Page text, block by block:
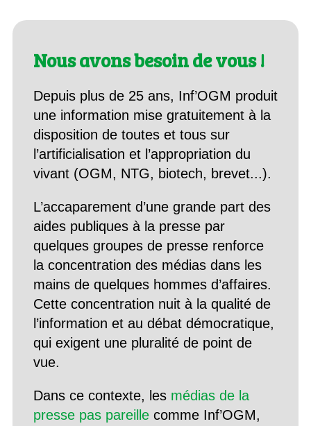
Nous avons besoin de vous !
Depuis plus de 25 ans, Inf’OGM produit
une information mise gratuitement à la
disposition de toutes et tous sur
l’artificialisation et l’appropriation du
vivant (OGM, NTG, biotech, brevet...).
L’accaparement d’une grande part des
aides publiques à la presse par
quelques groupes de presse renforce
la concentration des médias dans les
mains de quelques hommes d’affaires.
Cette concentration nuit à la qualité de
l’information et au débat démocratique,
qui exigent une pluralité de point de
vue.
Dans ce contexte, les médias de la
presse pas pareillecomme Inf’OGM,